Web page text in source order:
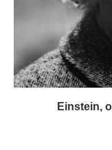
Einstein,